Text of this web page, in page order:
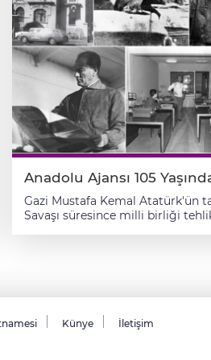
Türkiye'nin ve dünyanın dört bir
ulaştırmıştır. Anadolu Ajansı
üreten, yüzlerce fotoğraf ve
belgeleyen, 100'ü aşkın ülkede
bir kurum haline gelmiştir. Anadolu Ajansı, sadece bir
haber kaynağı değil aynı
basınımızın güvenilir yol
duruşu ve kamuoyunu doğru
105 yıldır olduğu gibi bugün de
taşımaktadır. Bu vesileyle,
kuruluşunun 105. yılını kutluyor,
ediyor, başarılarının devamını
Anadolu Ajansı 105
Gazi Mustafa Kemal Atatürk'ün
Savaşı süresince milli birliği
İstanbul'un fiilen işgalinin
katılmak için Anadolu'ya geçmek
aydınlardan Yunus Nadi
Künye İletişim